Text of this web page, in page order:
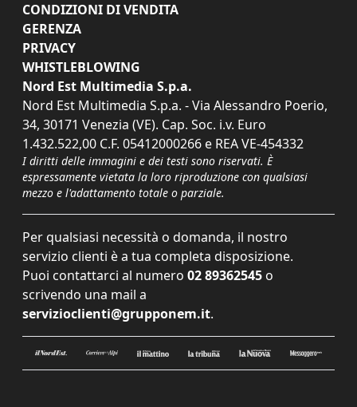
CONDIZIONI DI VENDITA
GERENZA
PRIVACY
WHISTLEBLOWING
Nord Est Multimedia S.p.a.
Nord Est Multimedia S.p.a. - Via Alessandro Poerio,
34, 30171 Venezia (VE). Cap. Soc. i.v. Euro
1.432.522,00 C.F. 05412000266 e REA VE-454332
I diritti delle immagini e dei testi sono riservati. È
espressamente vietata la loro riproduzione con qualsiasi
mezzo e l'adattamento totale o parziale.
Per qualsiasi necessità o domanda, il nostro
servizio clienti è a tua completa disposizione.
Puoi contattarci al numero 02 89362545 o
scrivendo una mail a
servizioclienti@grupponem.it.